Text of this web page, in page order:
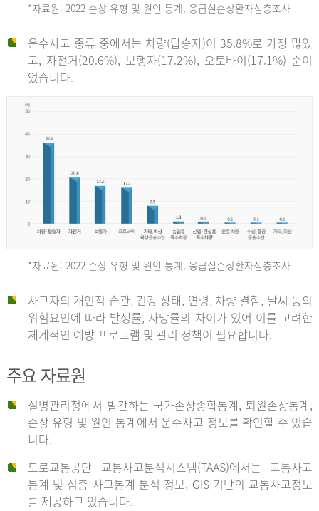
*자료원: 2022 손상 유형 및 원인 통계, 응급실손상환자심층조사
운수사고 종류 중에서는 차량(탑승자)이 35.8%로 가장 많았
고, 자전거(20.6%), 보행자(17.2%), 오토바이(17.1%) 순이
었습니다.
사
*자료원: 2022 손상 유형 및 원인 통계, 응급실손상환자심층조사
사고자의 개인적 습관, 건강 상태, 연령, 차량 결함, 날씨 등의
위험요인에 따라 발생률, 사망률의 차이가 있어 이를 고려한
체계적인 예방 프로그램 및 관리 정책이 필요합니다.
주요 자료원
질병관리청에서 발간하는 국가손상종합통계, 퇴원손상통계,
손상 유형 및 원인 통계에서 운수사고 정보를 확인할 수 있습
니다.
도로교통공단 교통사고분석시스템(TAAS)에서는 교통사고
통계 및 심층 사고통계 분석 정보, GIS 기반의 교통사고정보
를 제공하고 있습니다.